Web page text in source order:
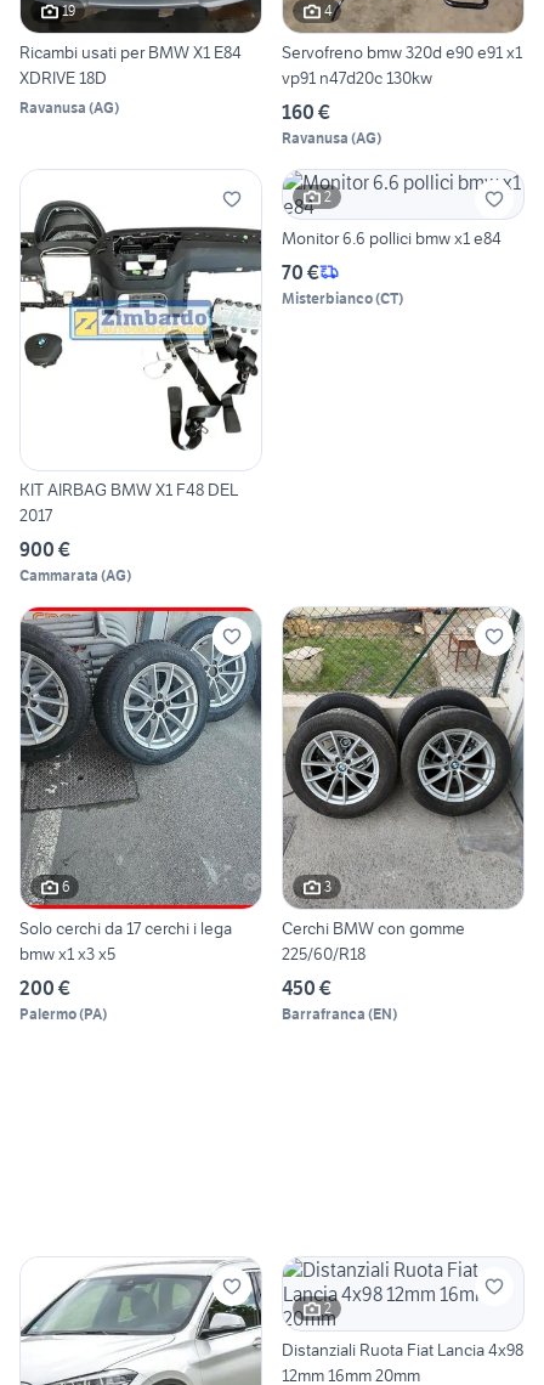
19
Ricambi usati per BMW X1 E84
XDRIVE 18D
Ravanusa (AG)
4
Servofreno bmw 320d e90 e91 x1
vp91 n47d20c 130kw
160 €
Ravanusa (AG)
KIT AIRBAG BMW X1 F48 DEL
2017
900 €
Cammarata (AG)
2
Monitor 6.6 pollici bmw x1 e84
70 €
Misterbianco(CT)
6
Solo cerchi da 17 cerchi i lega
bmw x1 x3 x5
200 €
Palermo(PA)
3
Cerchi BMW con gomme
225/60/R18
450 €
Barrafranca (EN)
2
Distanziali Ruota Fiat Lancia 4x98
12mm 16mm 20mm